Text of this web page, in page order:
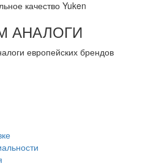
качество Yuken
АНАЛОГИ
европейских брендов